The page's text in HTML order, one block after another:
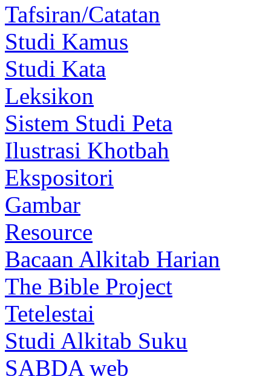
Tafsiran/Catatan
Studi Kamus
Studi Kata
Leksikon
Sistem Studi Peta
Ilustrasi Khotbah
Ekspositori
Gambar
Resource
Bacaan Alkitab Harian
The Bible Project
Tetelestai
Studi Alkitab Suku
SABDA web